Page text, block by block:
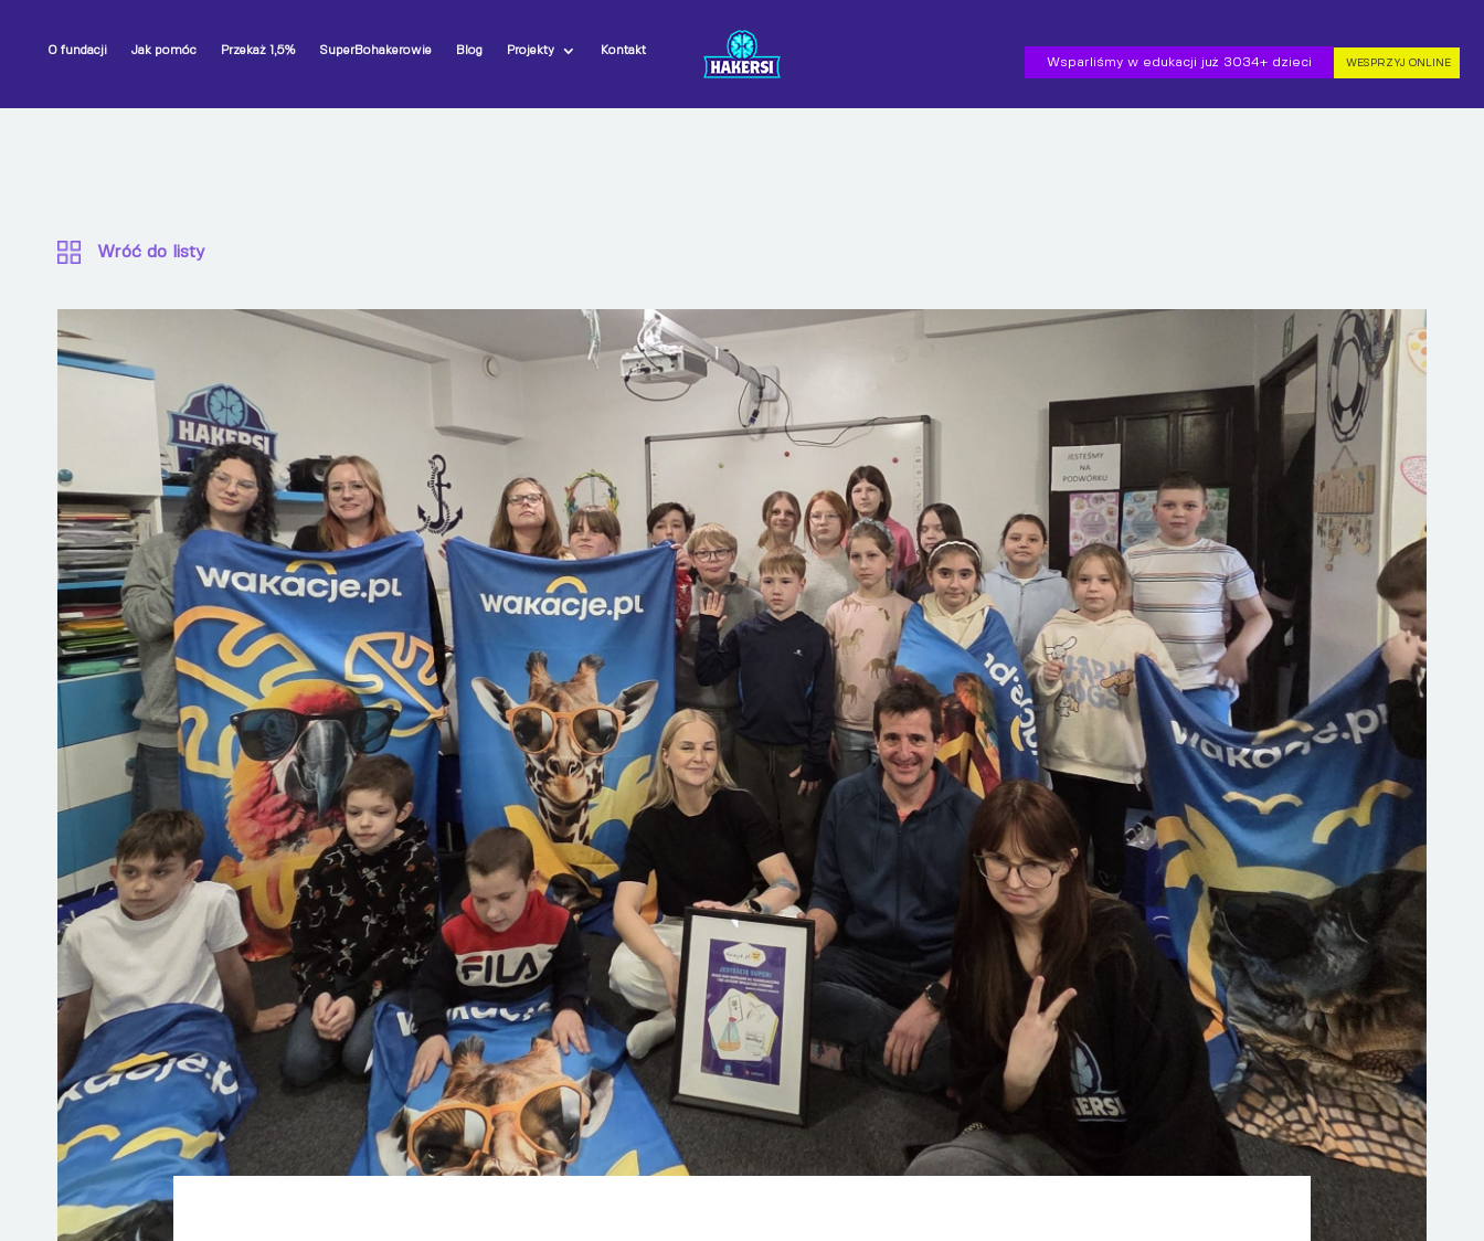
O fundacji Jak pomóc Przekaż 1,5% SuperBohakerowie Blog Projekty Kontakt
Wsparliśmy w edukacji już 3034+ dzieci WESPRZYJ ONLINE
Wróć do listy